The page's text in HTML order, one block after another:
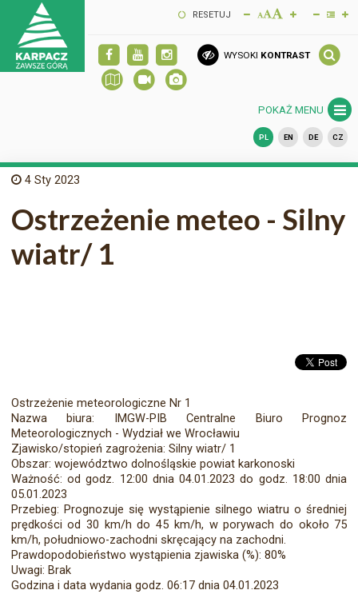
RESETUJ
WYSOKI KONTRAST
POKAŻ MENU
PL EN DE CZ
4 Sty 2023
Ostrzeżenie meteo - Silny
wiatr/ 1
Ostrzeżenie meteorologiczne Nr 1
Nazwa biura: IMGW-PIB Centralne Biuro Prognoz
Meteorologicznych - Wydział we Wrocławiu
Zjawisko/stopień zagrożenia: Silny wiatr/ 1
Obszar: województwo dolnośląskie powiat karkonoski
Ważność: od godz. 12:00 dnia 04.01.2023 do godz. 18:00 dnia
05.01.2023
Przebieg: Prognozuje się wystąpienie silnego wiatru o średniej
prędkości od 30 km/h do 45 km/h, w porywach do około 75
km/h, południowo-zachodni skręcający na zachodni.
Prawdopodobieństwo wystąpienia zjawiska (%): 80%
Uwagi: Brak
Godzina i data wydania godz. 06:17 dnia 04.01.2023